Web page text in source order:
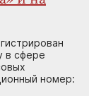
в сфере
номер: